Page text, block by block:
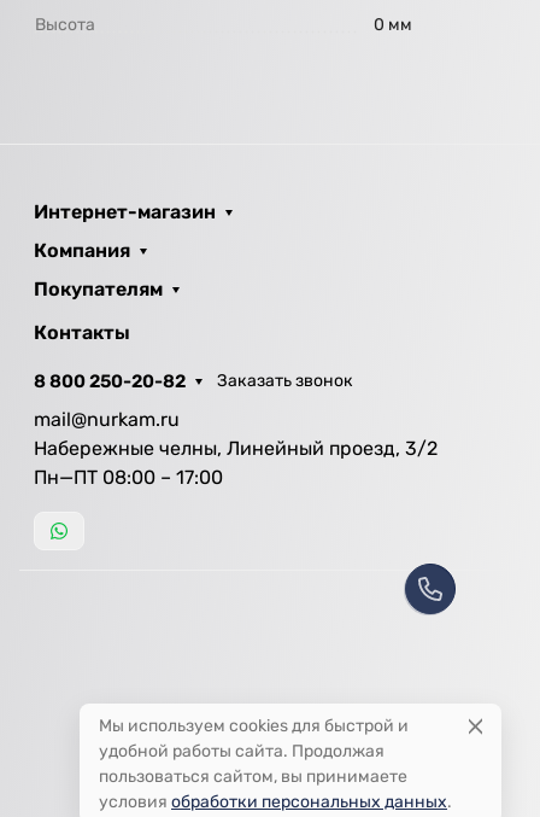
Высота 0 мм
Интернет-магазин
Компания
Покупателям
Контакты
8 800 250-20-82 Заказать звонок
mail@nurkam.ru
Набережные челны, Линейный проезд, 3/2
Пн—ПТ 08:00 – 17:00
Мы используем cookies для быстрой и
удобной работы сайта. Продолжая
пользоваться сайтом, вы принимаете
условия обработки персональных данных.